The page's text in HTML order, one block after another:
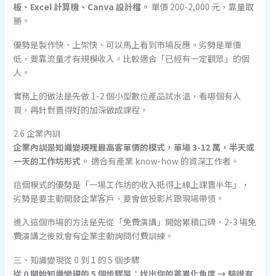
板、Excel 計算機、Canva 設計檔。 單價 200-2,000 元，靠量取
勝。
優勢是製作快、上架快、可以馬上看到市場反應。劣勢是單價
低，要靠流量才有規模收入。比較適合「已經有一定觀眾」的個
人。
實務上的做法是先做 1-2 個小型數位產品試水溫，看哪個有人
買，再針對賣得好的加深做成課程。
2.6 企業內訓
企業內訓是知識變現裡最高客單價的模式，單場 3-12 萬，半天或
一天的工作坊形式。 適合有產業 know-how 的資深工作者。
這個模式的優勢是「一場工作坊的收入抵得上線上課賣半年」，
劣勢是要主動開發企業客戶、要會做投影片跟現場帶領。
進入這個市場的方法是先從「免費演講」開始累積口碑，2-3 場免
費演講之後就會有企業主動詢問付費訓練。
三、知識變現從 0 到 1 的 5 個步驟
從 0 開始知識變現的 5 個步驟是：找出你的差異化角度 → 驗證有